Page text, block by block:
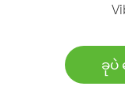
ခုပဲ